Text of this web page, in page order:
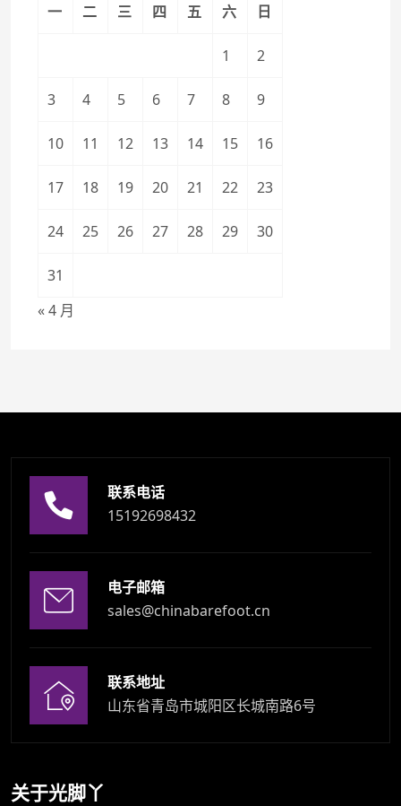
一 二 三 四 五 六 日
1 2
3 4 5 6 7 8 9
10 11 12 13 14 15 16
17 18 19 20 21 22 23
24 25 26 27 28 29 30
31
« 4 月
联系电话
15192698432
电子邮箱
sales@chinabarefoot.cn
联系地址
山东省青岛市城阳区长城南路6号
关于光脚丫